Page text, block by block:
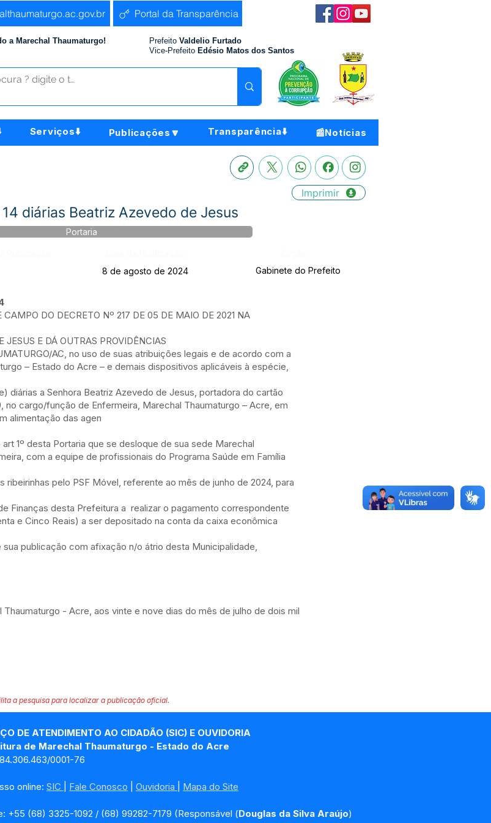
Portal da Transparência
a Marechal Thaumaturgo! Prefeito Valdelio Furtado
Vice-Prefeito Edésio Matos dos Santos
Serviços⬇️ Publicações🔽 Transparência⬇️ 📰Notícias
Imprimir
diárias Beatriz Azevedo de Jesus
Portaria
8 de agosto de 2024 Gabinete do Prefeito
CAMPO DO DECRETO Nº 217 DE 05 DE MAIO DE 2021 NA
JESUS E DÁ OUTRAS PROVIDÊNCIAS
AC, no uso de suas atribuições legais e de acordo com a
– Estado do Acre – e demais dispositivos aplicáveis à espécie,
diárias a Senhora Beatriz Azevedo de Jesus, portadora do cartão
no cargo/função de Enfermeira, Marechal Thaumaturgo – Acre, em
alimentação das agen
1º desta Portaria que se desloque de sua sede Marechal
com a equipe de profissionais do Programa Saúde em Família
pelo PSF Móvel, referente ao mês de junho de 2024, para
Finanças desta Prefeitura a realizar o pagamento correspondente
e Cinco Reais) a ser depositado na conta da caixa econômica
publicação com afixação n/o átrio desta Municipalidade,
- Acre, aos vinte e nove dias do mês de julho de dois mil
a pesquisa para localizar a publicação oficial.
DE ATENDIMENTO AO CIDADÃO (SIC) E OUVIDORIA
de Marechal Thaumaturgo - Estado do Acre
0001-76
online: SIC Fale Conosco Ouvidoria Mapa do Site
+55 (68) 3325-1092 / (68) 99282-7179 (Responsável (Douglas da Silva Araújo)